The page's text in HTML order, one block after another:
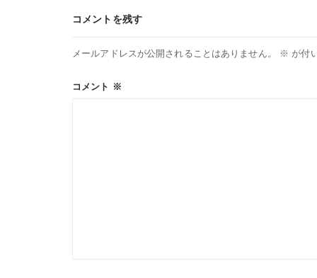
シ
ョ
ン
コメントを残す
メールアドレスが公開されることはありません。 ※ が付
コメント ※